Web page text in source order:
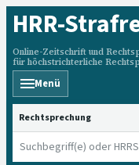
HRR-
Online-Zeitschrift und
für höchstrichterliche
Menü
HRRS durchsuchen